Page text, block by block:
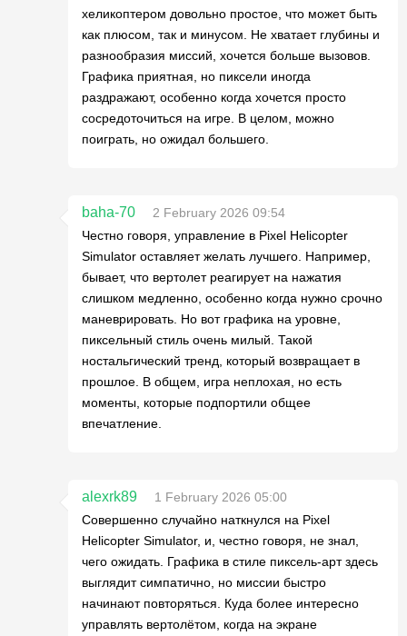
хеликоптером довольно простое, что может быть
как плюсом, так и минусом. Не хватает глубины и
разнообразия миссий, хочется больше вызовов.
Графика приятная, но пиксели иногда
раздражают, особенно когда хочется просто
сосредоточиться на игре. В целом, можно
поиграть, но ожидал большего.
baha-70
2 February 2026 09:54
Честно говоря, управление в Pixel Helicopter
Simulator оставляет желать лучшего. Например,
бывает, что вертолет реагирует на нажатия
слишком медленно, особенно когда нужно срочно
маневрировать. Но вот графика на уровне,
пиксельный стиль очень милый. Такой
ностальгический тренд, который возвращает в
прошлое. В общем, игра неплохая, но есть
моменты, которые подпортили общее
впечатление.
alexrk89
1 February 2026 05:00
Совершенно случайно наткнулся на Pixel
Helicopter Simulator, и, честно говоря, не знал,
чего ожидать. Графика в стиле пиксель-арт здесь
выглядит симпатично, но миссии быстро
начинают повторяться. Куда более интересно
управлять вертолётом, когда на экране